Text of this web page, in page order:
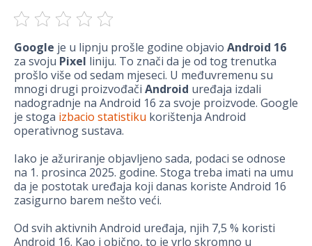
Google je u lipnju prošle godine objavio Android 16
za svoju Pixel liniju. To znači da je od tog trenutka
prošlo više od sedam mjeseci. U međuvremenu su
mnogi drugi proizvođači Android uređaja izdali
nadogradnje na Android 16 za svoje proizvode. Google
je stoga izbacio statistiku korištenja Android
operativnog sustava.
Iako je ažuriranje objavljeno sada, podaci se odnose
na 1. prosinca 2025. godine. Stoga treba imati na umu
da je postotak uređaja koji danas koriste Android 16
zasigurno barem nešto veći.
Od svih aktivnih Android uređaja, njih 7,5 % koristi
Android 16. Kao i obično, to je vrlo skromno u